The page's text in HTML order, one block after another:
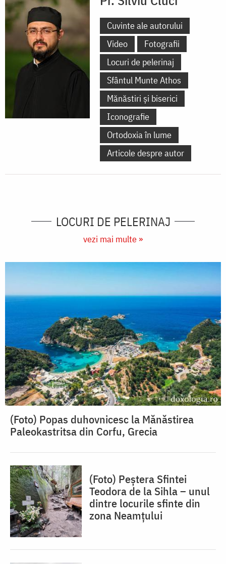
Cuvinte ale autorului
Video
Fotografii
Locuri de pelerinaj
Sfântul Munte Athos
Mănăstiri și biserici
Iconografie
Ortodoxia în lume
Articole despre autor
LOCURI DE PELERINAJ
vezi mai multe »
(Foto) Popas duhovnicesc la Mănăstirea
Paleokastritsa din Corfu, Grecia
(Foto) Peștera Sfintei
Teodora de la Sihla – unul
dintre locurile sfinte din
zona Neamțului